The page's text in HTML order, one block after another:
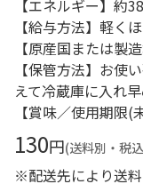
【エネルギー】約
【給与方法】軽く
【原産国または製
【保管方法】お使
えて冷蔵庫に入れ
【賞味／使用期限(
130円(送料別・税
※配送先により送料